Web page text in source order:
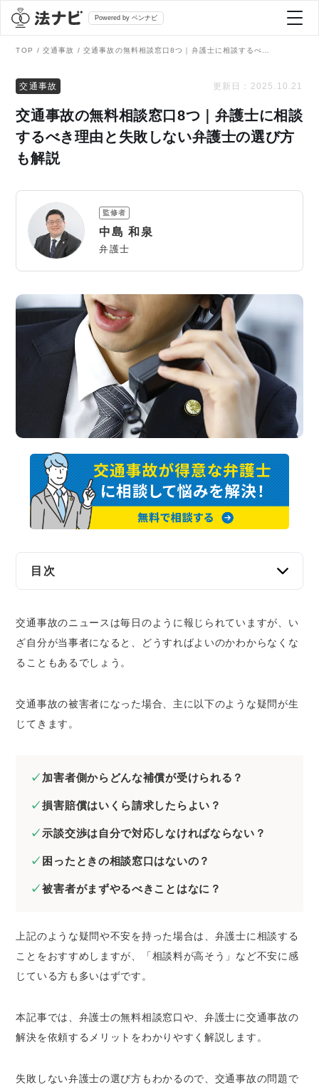
Powered by ベンナビ
全て
法律相談
刑事事件
債務整理
交通事故
遺産相続
労働問題
債権回収
IT・ネット
資金調達
企業法務
弁護士を探す
AI Search Premium
掲載をご検討の弁護士の方へ
TOP 交通事故
交通事故 更新日： 2025.10.21
交通事故の無料相談窓口8つ｜弁護士に相談
するべき理由と失敗しない弁護士の選び方
も解説
監修者
中島 和泉
弁護士
目次
ベンナビ交通事故｜交通事故の解決を急ぐ方
日本司法支援センター（法テラス）｜経済的
な余裕がない方
談したい方
日弁連交通事故相談センター｜予約して相談
なっている方
交通事故の問題を弁護士に相談するべき4つの理
由
適正な後遺障害等級に認定されやすい
損害賠償の増額を期待できる
交通事故の弁護士依頼のタイミングはいつ？
交通事故の弁護士依頼から解決までの流れ
交通事故に遭ったときの失敗しない弁護士の選
被害者に寄り添ってくれる弁護士
交通事故問題の解決実績が豊富
いる弁護士
交通事故のニュースは毎日のように報じられていますが、い
ざ自分が当事者になると、どうすればよいのかわからなくな
ることもあるでしょう。
交通事故の被害者になった場合、主に以下のような疑問が生
じてきます。
加害者側からどんな補償が受けられる？
損害賠償はいくら請求したらよい？
示談交渉は自分で対応しなければならない？
困ったときの相談窓口はないの？
被害者がまずやるべきことはなに？
上記のような疑問や不安を持った場合は、弁護士に相談する
ことをおすすめしますが、「相談料が高そう」など不安に感
じている方も多いはずです。
本記事では、弁護士の無料相談窓口や、弁護士に交通事故の
解決を依頼するメリットをわかりやすく解説します。
失敗しない弁護士の選び方もわかるので、交通事故の問題で